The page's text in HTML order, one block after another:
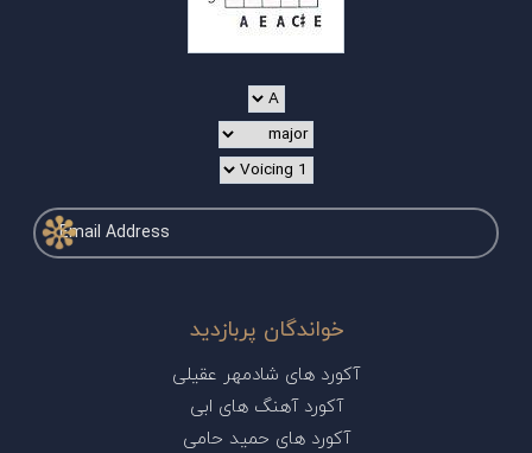
خواندگان پربازدید
آکورد های شادمهر عقیلی
آکورد آهنگ های ابی
آکورد های حمید حامی